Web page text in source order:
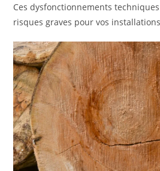
Ces dysfonctionnements
risques graves pour vos